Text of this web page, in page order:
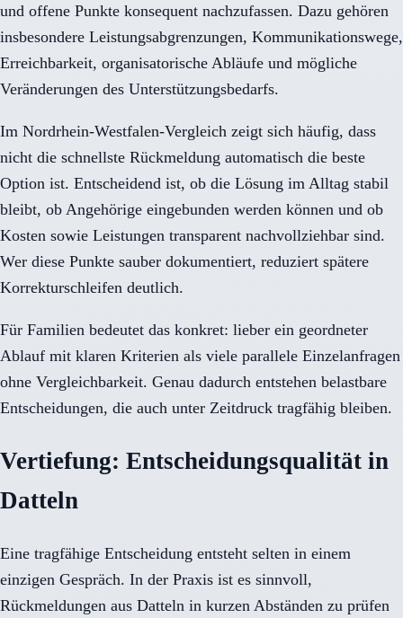
und offene Punkte konsequent nachzufassen. Dazu gehören
insbesondere Leistungsabgrenzungen, Kommunikationswege,
Erreichbarkeit, organisatorische Abläufe und mögliche
Veränderungen des Unterstützungsbedarfs.
Im Nordrhein-Westfalen-Vergleich zeigt sich häufig, dass
nicht die schnellste Rückmeldung automatisch die beste
Option ist. Entscheidend ist, ob die Lösung im Alltag stabil
bleibt, ob Angehörige eingebunden werden können und ob
Kosten sowie Leistungen transparent nachvollziehbar sind.
Wer diese Punkte sauber dokumentiert, reduziert spätere
Korrekturschleifen deutlich.
Für Familien bedeutet das konkret: lieber ein geordneter
Ablauf mit klaren Kriterien als viele parallele Einzelanfragen
ohne Vergleichbarkeit. Genau dadurch entstehen belastbare
Entscheidungen, die auch unter Zeitdruck tragfähig bleiben.
Vertiefung: Entscheidungsqualität in
Datteln
Eine tragfähige Entscheidung entsteht selten in einem
einzigen Gespräch. In der Praxis ist es sinnvoll,
Rückmeldungen aus Datteln in kurzen Abständen zu prüfen